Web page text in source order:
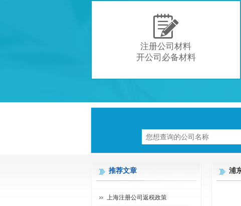

注册公司材料
开公司必备材料
浦
推荐文章
上海注册公司返税政策